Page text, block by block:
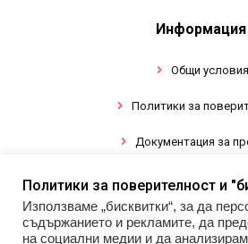
Информация
Общи условия
Политики за
Документация за
Промоции
Гел лак
Политики за поверителност и
Използваме „бисквитки“, за да
съдържанието и рекламите, да
на социални медии и да